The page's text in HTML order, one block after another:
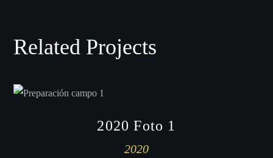
Related Projects
2020 Foto 1
2020